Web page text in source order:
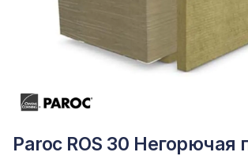
Paroc ROS 30 Негорючая